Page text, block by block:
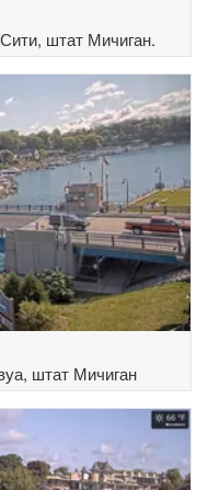
штат Мичиган.
штат Мичиган